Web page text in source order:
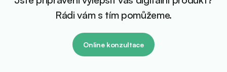
Rádi vám s tím pomůžeme.
Online konzultace